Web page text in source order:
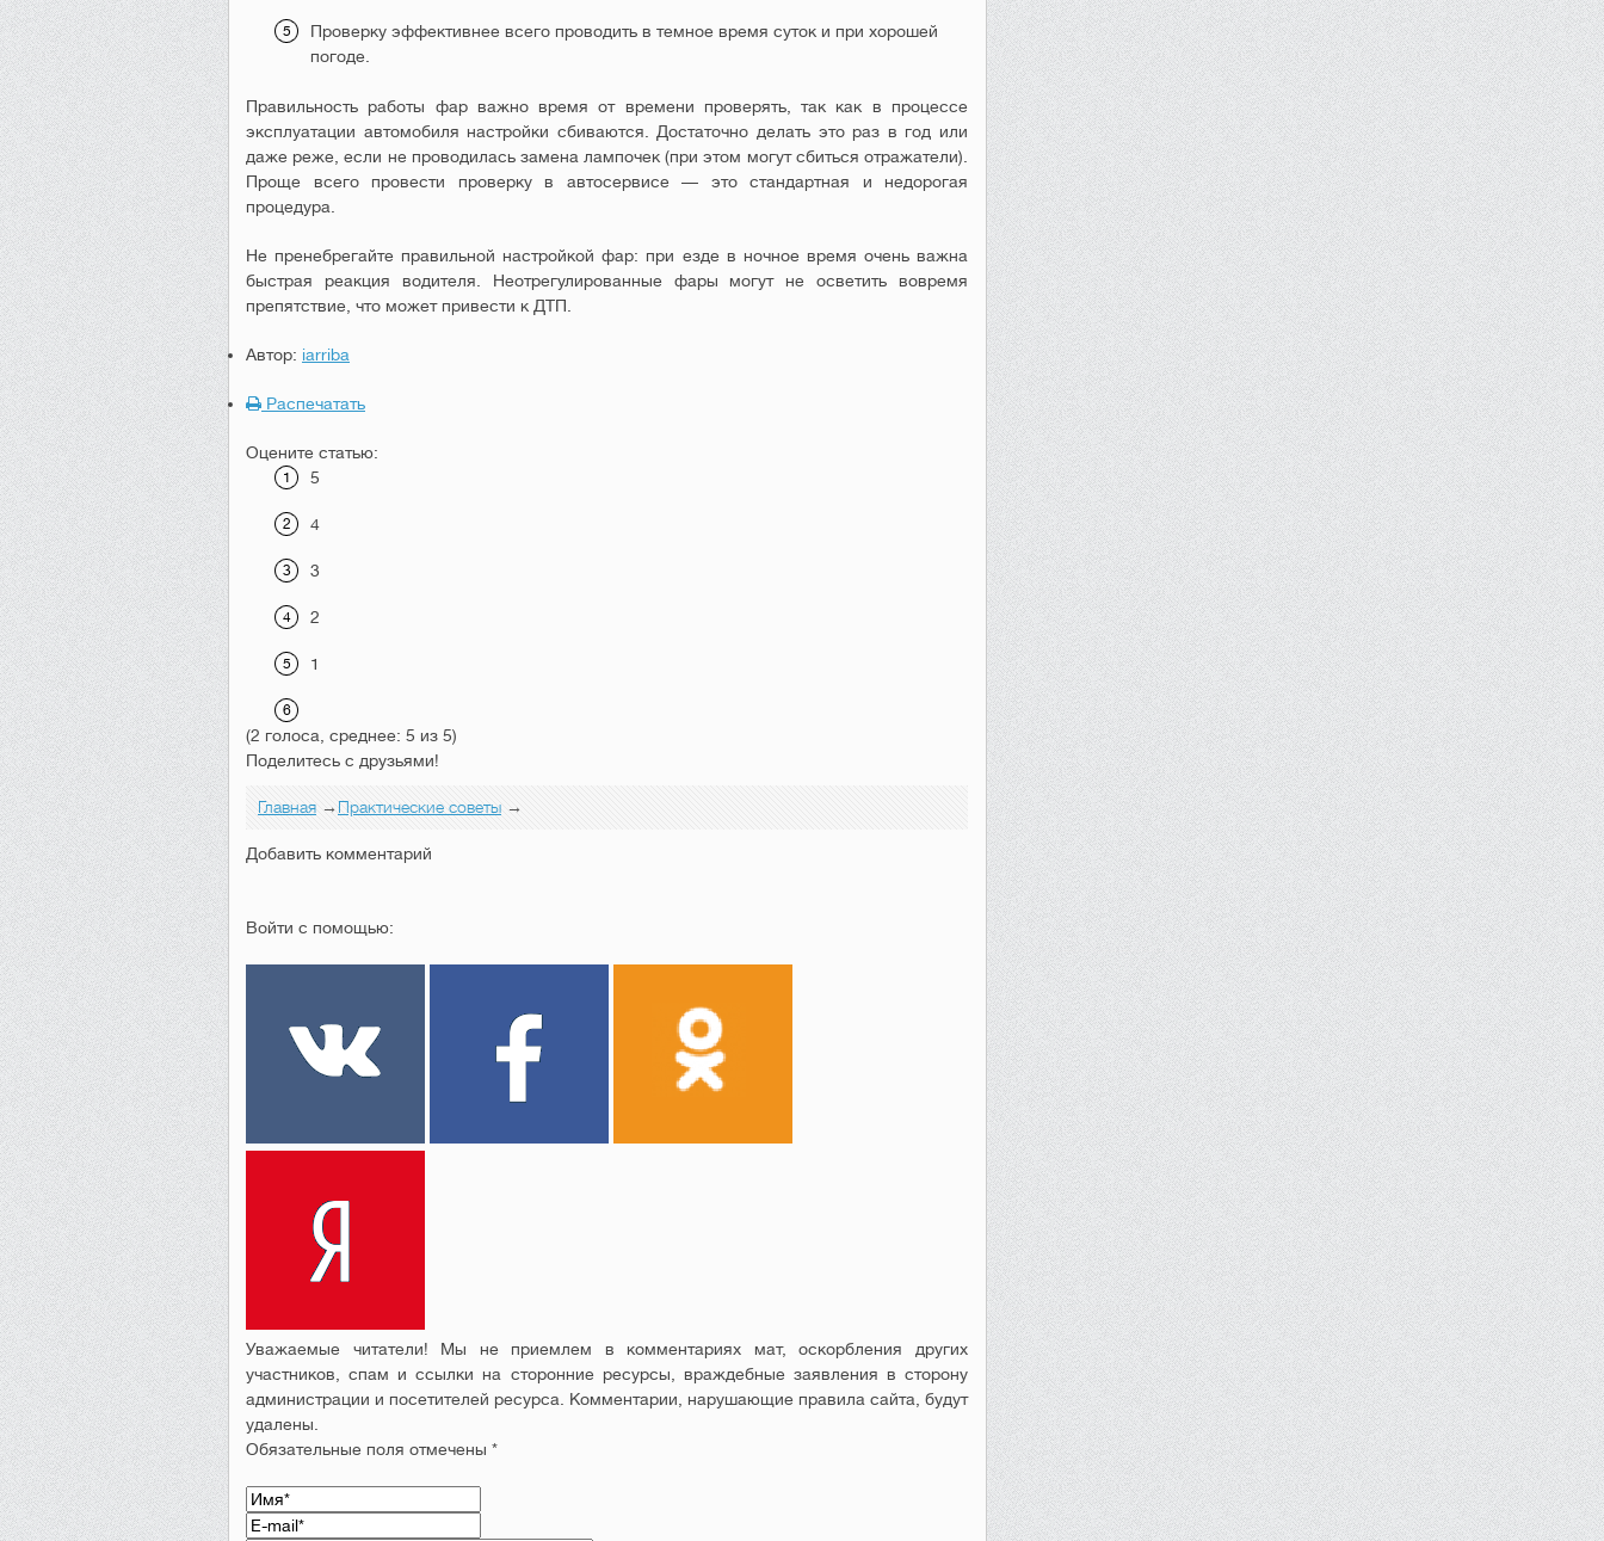
Проверку эффективнее всего проводить в темное время суток и при хорошей
погоде.
Правильность работы фар важно время от времени проверять, так как в процессе
эксплуатации автомобиля настройки сбиваются. Достаточно делать это раз в год или
даже реже, если не проводилась замена лампочек (при этом могут сбиться отражатели).
Проще всего провести проверку в автосервисе — это стандартная и недорогая
процедура.
Не пренебрегайте правильной настройкой фар: при езде в ночное время очень важна
быстрая реакция водителя. Неотрегулированные фары могут не осветить вовремя
препятствие, что может привести к ДТП.
Автор: iarriba
Распечатать
Оцените статью:
5
4
3
2
1
(2 голоса, среднее: 5 из 5)
Поделитесь с друзьями!
Главная →Практические советы →
Добавить комментарий
Войти с помощью:
Уважаемые читатели! Мы не приемлем в комментариях мат, оскорбления других
участников, спам и ссылки на сторонние ресурсы, враждебные заявления в сторону
администрации и посетителей ресурса. Комментарии, нарушающие правила сайта, будут
удалены.
Обязательные поля отмечены *